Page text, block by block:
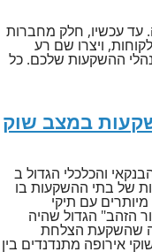
עד עכשיו, חלק מחברות
ויצרו שם רע
ההשקעות שלכם. כל
במצב שוק
והכלכלי הגדול ב
של בתי ההשקעות בו
עם תיקי
הזהב" הגדול שהיה
כמעט בכל מה שהשקעת הצלחת
אירופה מתנדנדים בין